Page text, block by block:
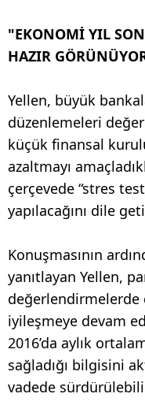
"EKONOMİ YIL
HAZIR
Yellen, büyük
düzenlemeleri
küçük finansal
azaltmayı
çerçevede “stres
yapılacağını dile
Konuşmasının
yanıtlayan Yellen,
değerlendirmelerde
iyileşmeye devam
2016’da aylık
sağladığı bilgisini
vadede